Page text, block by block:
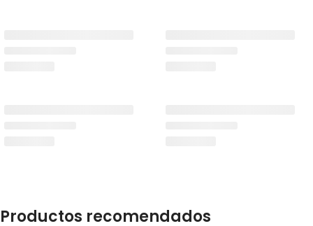
Productos recomendados